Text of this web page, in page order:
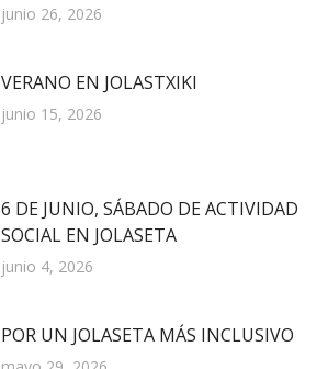
junio 26, 2026
VERANO EN JOLASTXIKI
junio 15, 2026
6 DE JUNIO, SÁBADO DE ACTIVIDAD
SOCIAL EN JOLASETA
junio 4, 2026
POR UN JOLASETA MÁS INCLUSIVO